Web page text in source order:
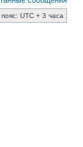
UTC + 3 часа